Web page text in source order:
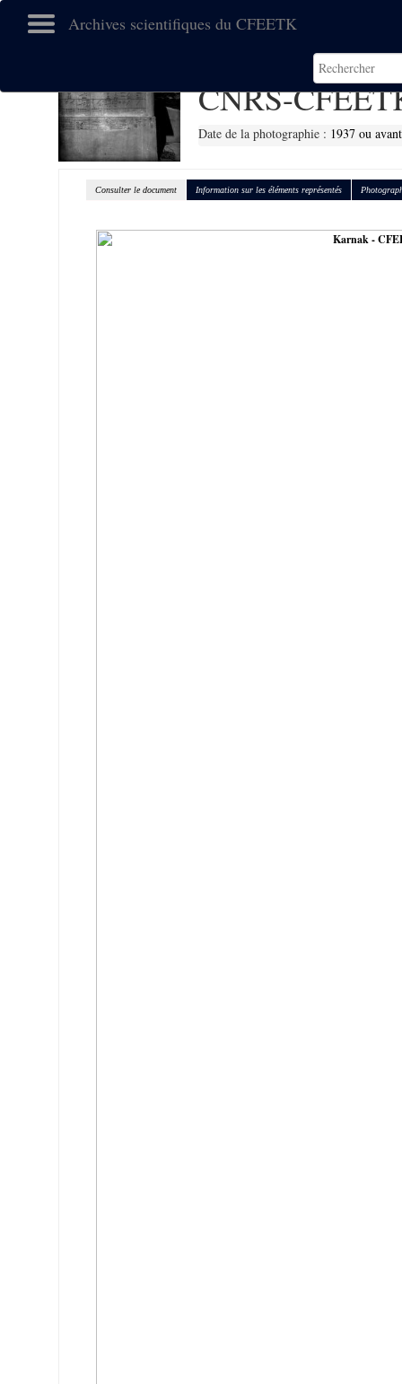
Archives scientifiques du CFEETK
CNRS-
Date de la photographie : 1937 ou
Consulter le document Information sur les éléments représentés